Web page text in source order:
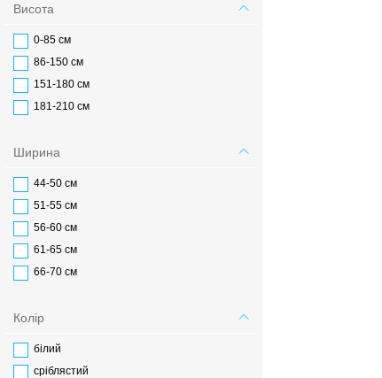
Висота
0-85 см
86-150 см
151-180 см
181-210 см
Ширина
44-50 см
51-55 см
56-60 см
61-65 см
66-70 см
Колір
білий
сріблястий